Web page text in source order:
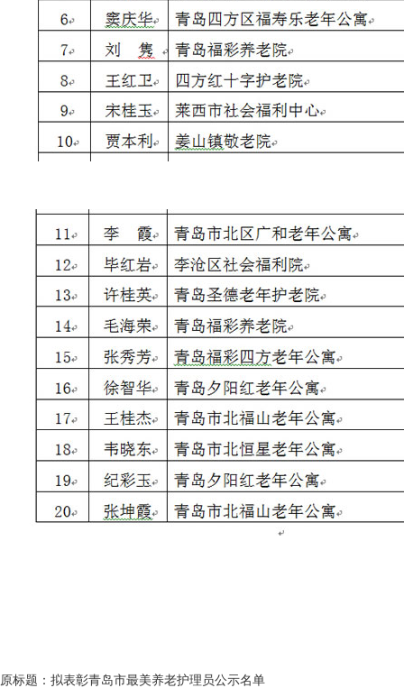
原标题：拟表彰青岛市最美养老护理员公示名单